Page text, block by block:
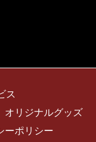
ス
オリジナルグッズ
ーポリシー